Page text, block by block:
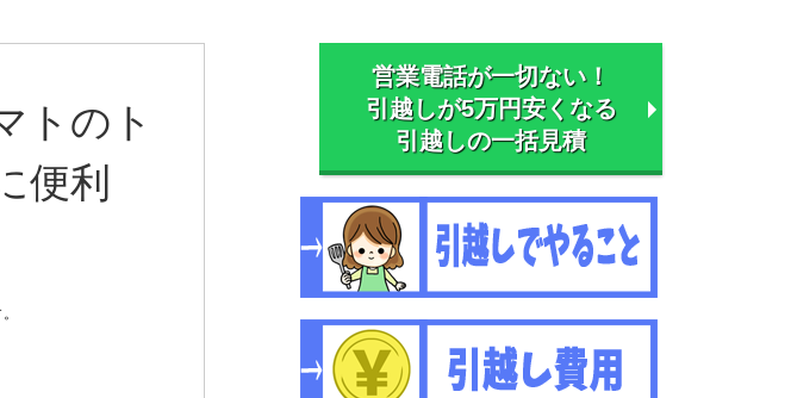
トのト
便利
営業電話が一切ない！
引越しが5万円安くなる
引越しの一括見積